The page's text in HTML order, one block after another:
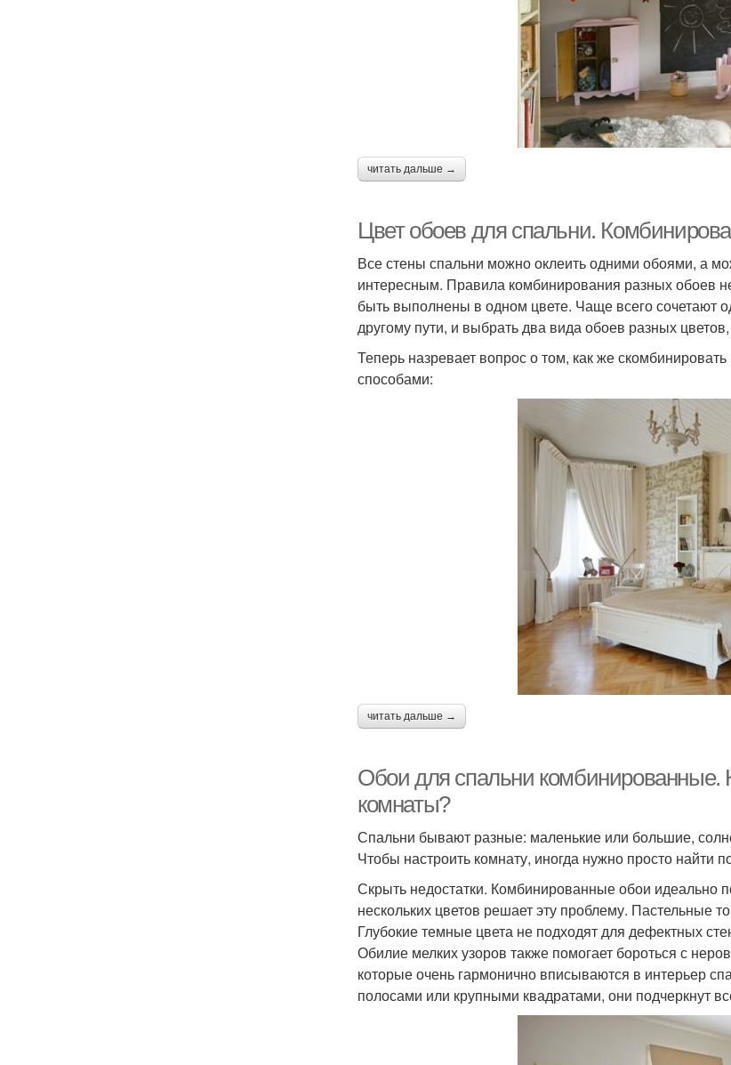
читать дальше →
Цвет обоев для спальни.
Все стены спальни можно оклеить одними обоями, а
интересным. Правила комбинирования разных обоев
быть выполнены в одном цвете. Чаще всего сочетают
другому пути, и выбрать два вида обоев разных
Теперь назревает вопрос о том, как же
способами:
читать дальше →
Обои для спальни комбинированные.
комнаты?
Спальни бывают разные: маленькие или большие,
Чтобы настроить комнату, иногда нужно просто
Скрыть недостатки. Комбинированные обои идеально
нескольких цветов решает эту проблему. Пастельные
Глубокие темные цвета не подходят для дефектных
Обилие мелких узоров также помогает бороться с
которые очень гармонично вписываются в интерьер
полосами или крупными квадратами, они подчеркнут